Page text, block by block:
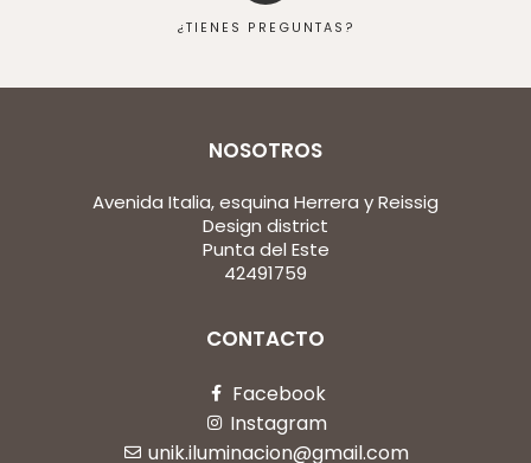
¿TIENES PREGUNTAS?
NOSOTROS
Avenida Italia, esquina Herrera y Reissig
Design district
Punta del Este
42491759
CONTACTO
Facebook
Instagram
unik.iluminacion@gmail.com